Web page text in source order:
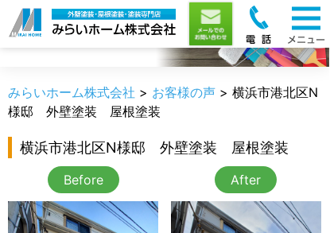
お客様の声
みらいホーム株式会社 > お客様の声 > 横浜市港北区N
様邸 外壁塗装 屋根塗装
横浜市港北区N様邸 外壁塗装 屋根塗装
Before After